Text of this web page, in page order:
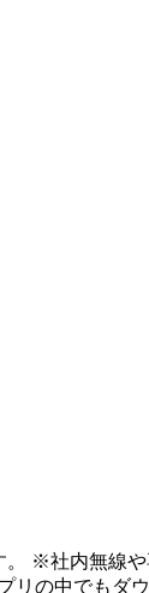
※社内無線
リの中でもダ